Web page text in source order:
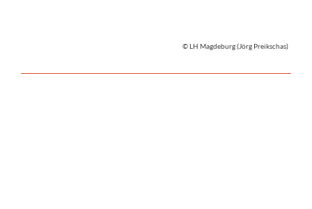
© LH Magdeburg (Jörg Preikschas)